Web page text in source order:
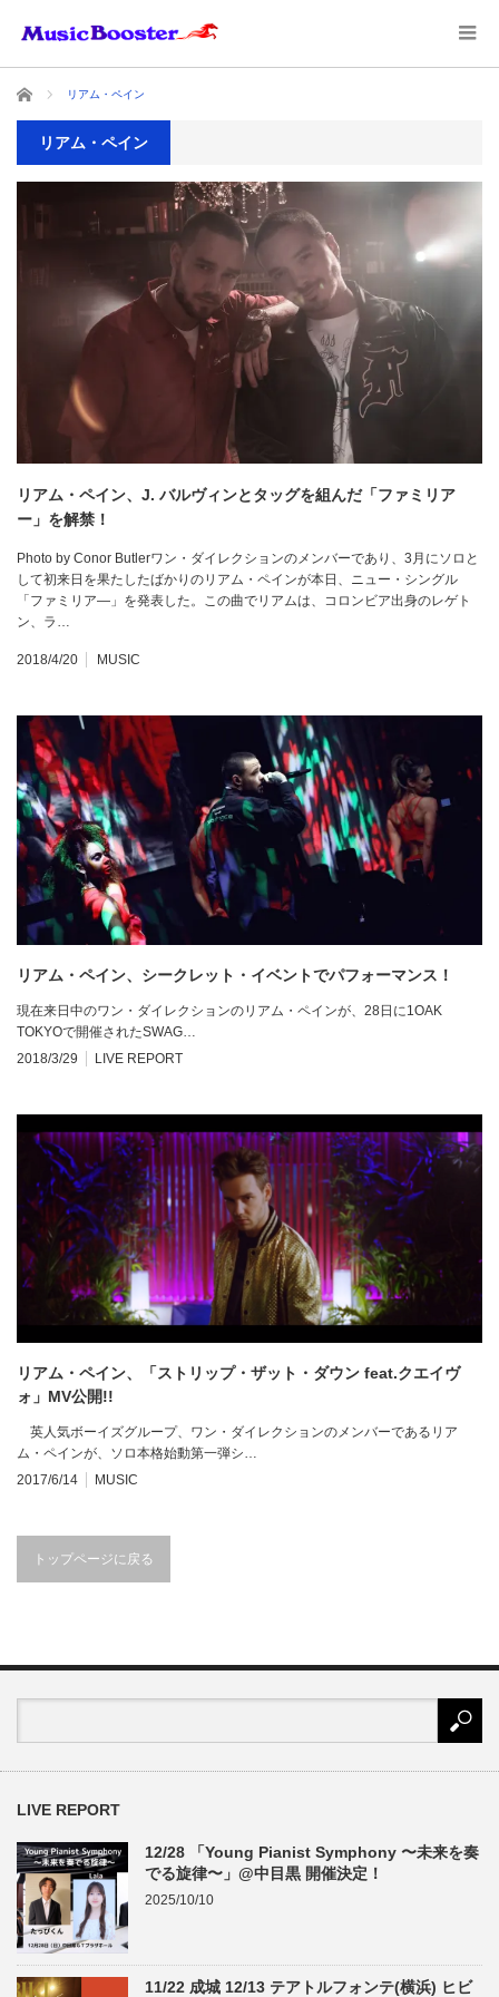
ホーム リアム・ペイン
リアム・ペイン
リアム・ペイン、J. バルヴィンとタッグを組んだ「ファミリア
ー」を解禁！
Photo by Conor Butlerワン・ダイレクションのメンバーであり、3月にソロと
して初来日を果たしたばかりのリアム・ペインが本日、ニュー・シングル
「ファミリア―」を発表した。この曲でリアムは、コロンビア出身のレゲト
ン、ラ…
2018/4/20 MUSIC
リアム・ペイン、シークレット・イベントでパフォーマンス！
現在来日中のワン・ダイレクションのリアム・ペインが、28日に1OAK
TOKYOで開催されたSWAG…
2018/3/29
LIVE REPORT
リアム・ペイン、「ストリップ・ザット・ダウン feat.クエイヴ
ォ」MV公開!!
英人気ボーイズグループ、ワン・ダイレクションのメンバーであるリア
ム・ペインが、ソロ本格始動第一弾シ…
2017/6/14
MUSIC
トップページに戻る
LIVE REPORT
12/28 「Young Pianist Symphony 〜未来を奏
でる旋律〜」@中目黒 開催決定！
2025/10/10
11/22 成城 12/13 テアトルフォンテ(横浜) ヒビ